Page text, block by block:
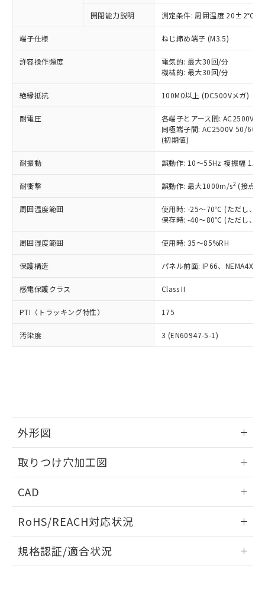
開閉能力説明 測定条件: 周囲温度 20±2℃、
端子仕様 ねじ締め端子 (M3.5)
許容操作頻度
電気的: 最大30回/分
機械的: 最大30回/分
絶縁抵抗 100MΩ以上 (DC500Vメガ)
耐電圧
各端子とアース間: AC2500V
同極端子間: AC2500V 50/
(初期値)
耐振動 誤動作: 10～55Hz 複振幅
耐衝撃 誤動作: 最大1000m/s2 (接点
周囲温度範囲
使用時: -25～70℃ (ただし、氷
保存時: -40～80℃ (ただし、氷
周囲湿度範囲 使用時: 35～85%RH
保護構造 パネル前面: IP66、NEMA4X,
感電保護クラス Class II
PTI（トラッキング特性） 175
汚染度 3 (EN60947-5-1)
外形図
取りつけ穴加工図
CAD
ドすることができます。
ログイン/会員登録
RoHS/REACH対応状況
EU RoHS 注意事項・凡例
規格認証/適合状況
以下の条件をお読みいただき、同意のうえ
ご利用ください。
本サービスは、当社制御機器事業取扱
商品の当社在庫状況および標準価格
当社制御機器事業取扱商品の中には、
本サービスの対象外となる商品もある
ことをご了承ください。
在庫状況および標準価格照会結果は、
記載している更新日時点での社内デー
タに基づき作成されるものであり、閲
覧された時点での実際の在庫および標
準価格とは異なる場合があることをご
正式な納期状況および標準価格はお客
様のお取引先、またはお客様担当のオ
ムロン制御機器販売店・当社販売員に
オムロン制御機器販売店や当社販売拠
販売ネットワーク
」をご確認
ください。
在庫状況および標準価格結果を当社の
事前の承諾なく第三者に漏洩または開
マイパーツ機能（部品リスト作成サー
および当社の共同利用者が、当社の製
※当社の共同利用者とは、
の共同利用に関して"
の「1.共同利
対応予定なし：EU RoHS指令（10物質）の
非含有に非対応の商品で、対応品を出す予
定はありません。
調査・確認中：EU RoHS指令（10物質）の
非含有の対応状況を調査中または確認中の
非該当品：ライセンス料など無形物で、有
害物質有無と関係のない商品です。
いたものが、含有品と判明した場合などや
むを得ず変更することがあります。
六価クロム(Cr(Ⅵ)) 1000ppm以下、ポリ臭化ビフェニル
類(PBB) 1000ppm以下、ポリ臭化ジフェニルエーテル類
(PBDE) 1000ppm以下、フタル酸ビス(2-エチルヘキシ
ル) (DEHP)(別名：DOP) 1000ppm以下、フタル酸ブチ
ルベンジル（BBP） 1000ppm以下、フタル酸ジブチル
（DBP） 1000ppm以下、フタル酸ジイソブチル
(DIBP) 1000ppm以下
フタル酸エステル類の４物質については閾値を超える意
図的な使用がないことを確認しています。
※2 対応予定月
部品在庫の切り替え状況などにより、予定
月が前後することがあります。
とができます。
EU RoHS指令（10物質）の非含有証明書
ものではありません。
また、RoHS指令のフタル酸エステル類４
物質の対応では、対応完了までの期間は出
荷製品に未対応品が混在することから備考
欄に対応日を記載しておりました。
※1 中国RoHS○×表
「○」：最大均質材料含有率が中国RoHSの
基準値以下であることを示します。
「×」：最大均質材料含有率が中国RoHSの
基準値を超えていることを示します。
「－」：未確認です。当社販売部門へお問
*中国RoHS10物質の基準値 (GB/T26572)：
Pb(鉛) :1000ppm、 Hg(水銀) : 1000ppm、 Cd(カドミウ
Cr(Ⅵ)(六価クロム) : 1000ppm、 PBBs(ポリ臭化ビフェ
ニル類) : 1000ppm、 PBDEs(ポリ臭化ジフェニルエーテ
DBP(フタル酸ジブチル) : 1000ppm、 DIBP(フタル酸ジ
イソブチル) : 1000ppm、 BBP(フタル酸ブチルベンジ
ル) : 1000ppm、
DEHP(フタル酸ビス(2-エチルヘキシル)) : 1000ppm
※2 環境保護使用期限
「ｅ」：有害物質（10物質）のすべてが基
準値以下であることを示します。
「10」：通常の使用状況下において有害物
質が外部に漏えいし、環境に深刻な影響を
当社は、これら貴社製品のうち、外国
為替および外国貿易法に定める商品
（以下｢規制貨物等」という）を輸出
または国外への提供する場合は、日本
国政府の輸出許可(または役務取引許
可)を取得するなどの必要な手続きを
当社は規制貨物を破棄する場合は、完
全に破砕するなど、違法に輸出されな
いよう必要な手段を講じます。
ル、化学兵器、生物兵器またはその他
武器並びにこれらの製造装置等に一切
使用いたしません。
当社は、貴社製品を第三者に販売する
場合は、上記1、2および3の内容を当
該第三者に通知します。また当社は、
販売先および販売に係わる関係者が違
法に輸出するおそれがある場合は、取
○ 一定数以上の在庫あり
一定数には満たないが在庫あり
在庫なし(最新の在庫状況につ
いては、お客様のお取引先、ま
たはお客様担当のオムロン制御
機器販売店・当社販売員にご確
認ください)
受注生産機種、また在庫状況の